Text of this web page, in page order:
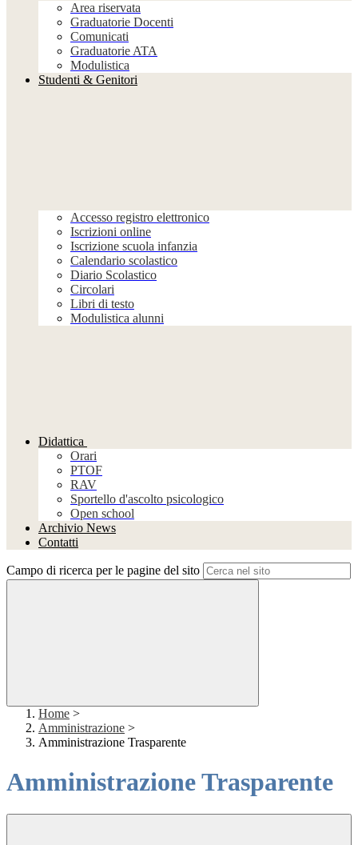
Area riservata
Graduatorie Docenti
Comunicati
Graduatorie ATA
Modulistica
Studenti & Genitori
Accesso registro elettronico
Iscrizioni online
Iscrizione scuola infanzia
Calendario scolastico
Diario Scolastico
Circolari
Libri di testo
Modulistica alunni
Didattica
Orari
PTOF
RAV
Sportello d'ascolto psicologico
Open school
Archivio News
Contatti
Campo di ricerca per le pagine del sito
Home >
Amministrazione >
Amministrazione Trasparente
Amministrazione Trasparente